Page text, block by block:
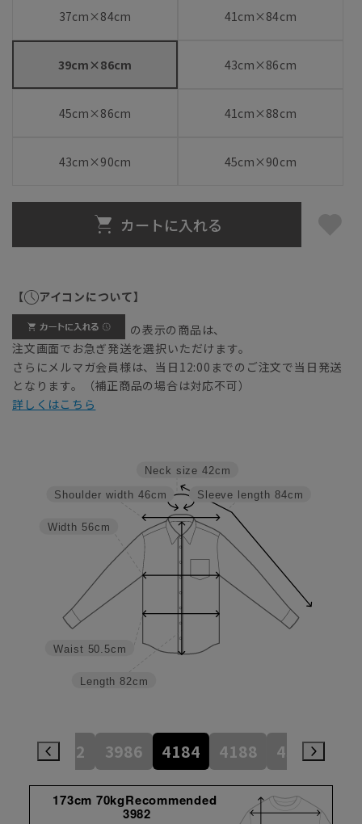
37cm×84cm 41cm×84cm
39cm×86cm 43cm×86cm
45cm×86cm 41cm×88cm
43cm×90cm 45cm×90cm
カートに入れる
【 アイコンについて】
の表示の商品は、
注文画面でお急ぎ発送を選択いただけます。
さらにメルマガ会員様は、当日12:00までのご注文で当日発送
となります。（補正商品の場合は対応不可）
詳しくはこちら
Sleeve length 84cm
Neck size 42cm
Length 82cm
Waist 50.5cm
Width 56cm
Shoulder width 46cm
3982 3986 4184 4188 4386
173cm 70kgRecommended
3982